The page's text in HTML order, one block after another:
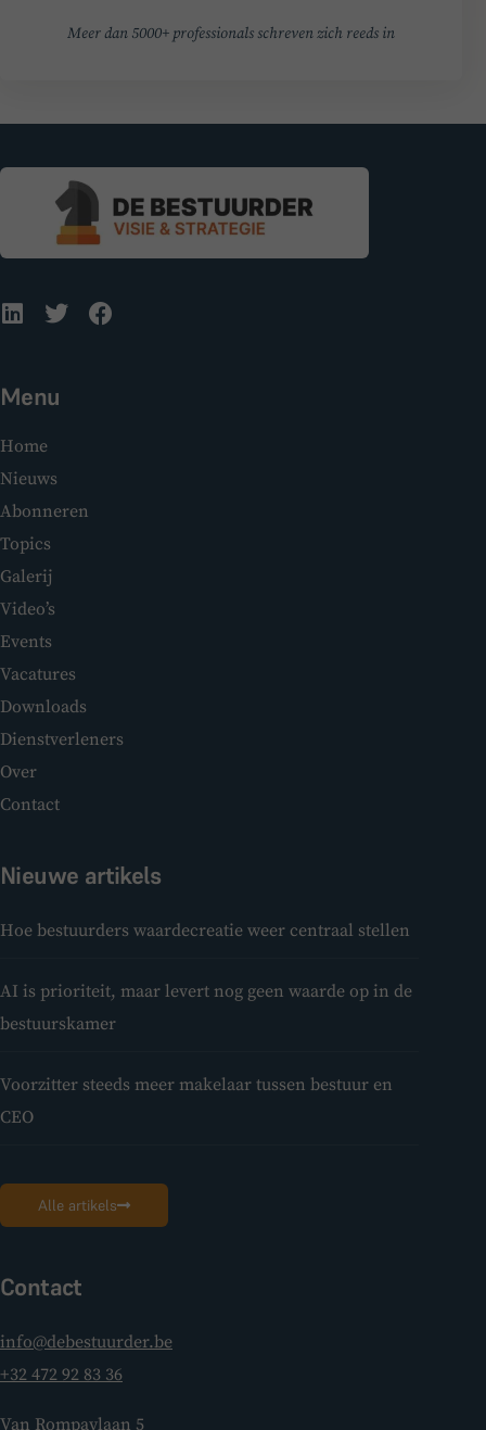
Meer dan 5000+ professionals schreven zich reeds in
Menu
Home
Nieuws
Abonneren
Topics
Galerij
Video’s
Events
Vacatures
Downloads
Dienstverleners
Over
Contact
Nieuwe artikels
Hoe bestuurders waardecreatie weer centraal stellen
AI is prioriteit, maar levert nog geen waarde op in de
bestuurskamer
Voorzitter steeds meer makelaar tussen bestuur en
CEO
Alle artikels
Contact
info@debestuurder.be
+32 472 92 83 36
Van Rompaylaan 5